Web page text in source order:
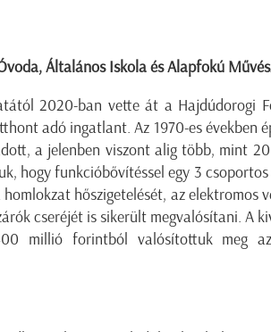
Általános Iskola és Alapfokú
2020-ban vette át a Hajdúdorogi
adó ingatlant. Az 1970-es években
a jelenben viszont alig több, mint
hogy funkcióbővítéssel egy 3
hőszigetelését, az elektromos
cseréjét is sikerült megvalósítani. A
millió forintból valósítottuk meg